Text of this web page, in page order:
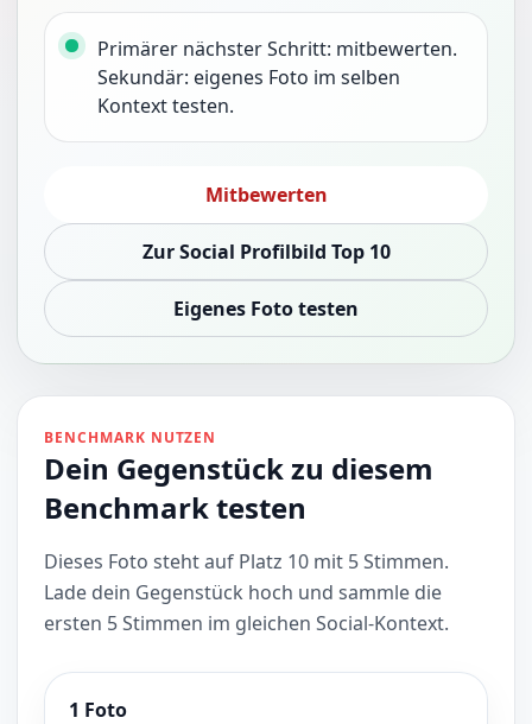
Primärer nächster Schritt: mitbewerten.
Sekundär: eigenes Foto im selben
Kontext testen.
Mitbewerten
Zur Social Profilbild Top 10
Eigenes Foto testen
BENCHMARK NUTZEN
Dein Gegenstück zu diesem
Benchmark testen
Dieses Foto steht auf Platz 10 mit 5 Stimmen.
Lade dein Gegenstück hoch und sammle die
ersten 5 Stimmen im gleichen Social-Kontext.
1 Foto